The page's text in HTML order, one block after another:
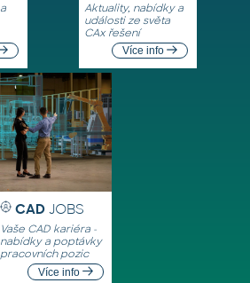
Aktuality, nabídky a
události ze světa
CAx řešení
Více info
CAD JOBS
Vaše CAD kariéra -
nabídky a poptávky
pracovních pozic
Více info